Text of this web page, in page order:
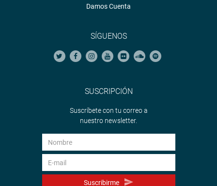
Damos Cuenta
SÍGUENOS
SUSCRIPCIÓN
Suscríbete con tu correo a
nuestro newsletter.
Suscribirme